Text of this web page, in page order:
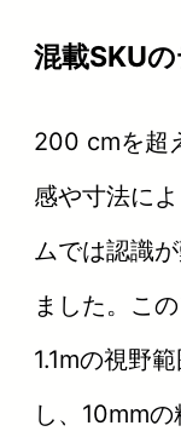
混載SKU
200 cmを超
感や寸法に
ムでは認識
ました。こ
1.1mの視野
し、10mm